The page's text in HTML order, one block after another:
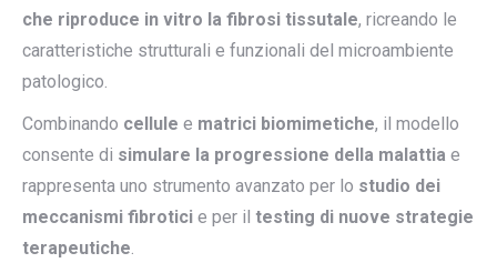
che riproduce in vitro la fibrosi tissutale, ricreando le
caratteristiche strutturali e funzionali del microambiente
patologico.
Combinando cellule e matrici biomimetiche, il modello
consente di simulare la progressione della malattia e
rappresenta uno strumento avanzato per lo studio dei
meccanismi fibrotici e per il testing di nuove strategie
terapeutiche.